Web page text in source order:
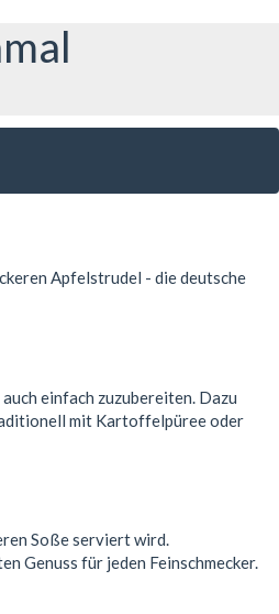
Apfelstrudel - die deutsche
einfach zuzubereiten. Dazu
mit Kartoffelpüree oder
Soße serviert wird.
Genuss für jeden Feinschmecker.